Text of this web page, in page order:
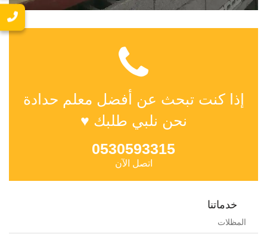
إذا كنت تبحث عن أفضل معلم حدادة
نحن نلبي طلبك ♥
0530593315
اتصل الآن
خدماتنا
المظلات